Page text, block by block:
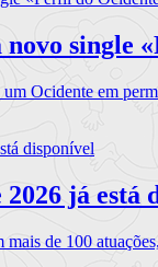
single
Ocidente em
já está
de 100